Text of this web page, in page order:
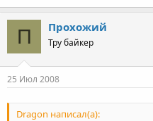
П Прохожий
Тру байкер
25 Июл 2008
Dragon написал(а):